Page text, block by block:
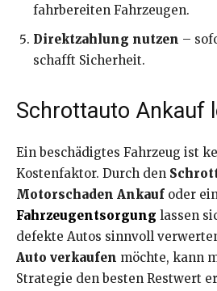
fahrbereiten Fahrzeugen.
Direktzahlung nutzen –
schafft Sicherheit.
Schrottauto Ankauf
Ein beschädigtes Fahrzeug ist
Kostenfaktor. Durch den
Motorschaden Ankauf oder
Fahrzeugentsorgung lassen
defekte Autos sinnvoll
Auto verkaufen möchte, kann
Strategie den besten Restwert